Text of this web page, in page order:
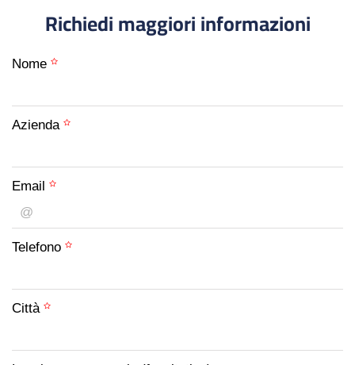
Richiedi maggiori informazioni
Nome
Azienda
Email
Telefono
Città